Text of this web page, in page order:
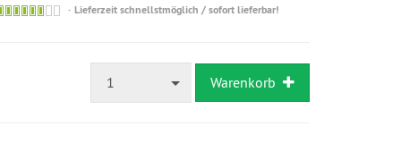
Sofort
Lieferzeit schnellstmöglich / sofort lieferbar!
1 Warenkorb